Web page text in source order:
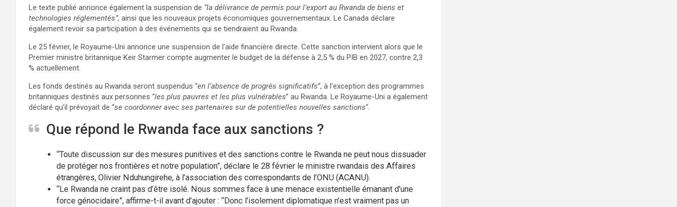
Le texte publié annonce également la suspension de “la délivrance de permis pour l’export au Rwanda de biens et
technologies réglementés”, ainsi que les nouveaux projets économiques gouvernementaux. Le Canada déclare
également revoir sa participation à des événements qui se tiendraient au Rwanda.
Le 25 février, le Royaume-Uni annonce une suspension de l’aide financière directe. Cette sanction intervient alors que le
Premier ministre britannique Keir Starmer compte augmenter le budget de la défense à 2,5 % du PIB en 2027, contre 2,3
% actuellement.
Les fonds destinés au Rwanda seront suspendus “en l’absence de progrès significatifs“, à l’exception des programmes
britanniques destinés aux personnes “les plus pauvres et les plus vulnérables” au Rwanda. Le Royaume-Uni a également
déclaré qu’il prévoyait de “se coordonner avec ses partenaires sur de potentielles nouvelles sanctions“.
Que répond le Rwanda face aux sanctions ?
“Toute discussion sur des mesures punitives et des sanctions contre le Rwanda ne peut nous dissuader
de protéger nos frontières et notre population”, déclare le 28 février le ministre rwandais des Affaires
étrangères, Olivier Nduhungirehe, à l’association des correspondants de l’ONU (ACANU).
“Le Rwanda ne craint pas d’être isolé. Nous sommes face à une menace existentielle émanant d’une
force génocidaire”, affirme-t-il avant d’ajouter : “Donc l’isolement diplomatique n’est vraiment pas un